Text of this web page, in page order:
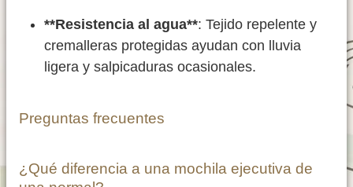
**Resistencia al agua**: Tejido repelente y
cremalleras protegidas ayudan con lluvia
ligera y salpicaduras ocasionales.
Preguntas frecuentes
¿Qué diferencia a una mochila ejecutiva de